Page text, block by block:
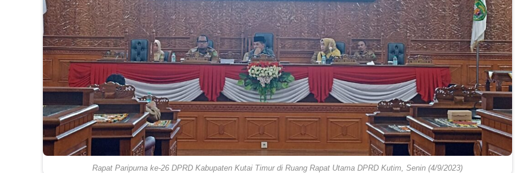
Rapat Paripurna ke-26 DPRD Kabupaten Kutai Timur di Ruang Rapat Utama DPRD Kutim, Senin (4/9/2023)